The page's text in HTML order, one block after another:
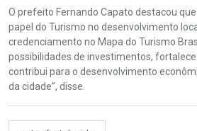
O prefeito Fernando Capato destacou
papel do Turismo no desenvolvimento
credenciamento no Mapa do Turismo
possibilidades de investimentos,
contribui para o desenvolvimento
da cidade”, disse.